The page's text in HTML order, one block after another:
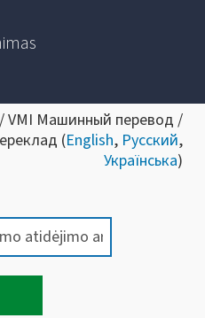
VMI Машинный перевод /
(English, Русский,
Українська)